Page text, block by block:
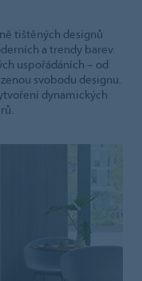
tištěných designů
a trendy barev.
uspořádáních – od
svobodu designu.
dynamických